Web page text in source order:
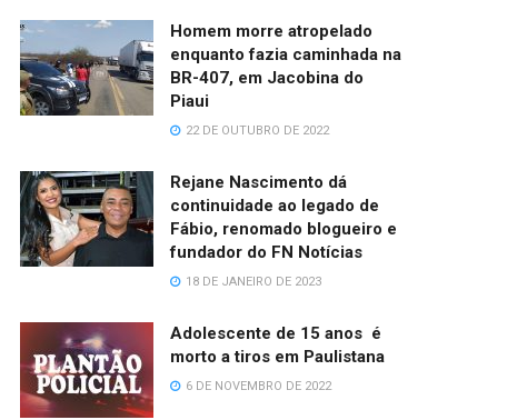
Homem morre atropelado
enquanto fazia caminhada na
BR-407, em Jacobina do
Piaui
22 DE OUTUBRO DE 2022
Rejane Nascimento dá
continuidade ao legado de
Fábio, renomado blogueiro e
fundador do FN Notícias
18 DE JANEIRO DE 2023
Adolescente de 15 anos é
morto a tiros em Paulistana
6 DE NOVEMBRO DE 2022